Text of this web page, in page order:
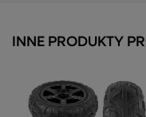
INNE PRODUKTY